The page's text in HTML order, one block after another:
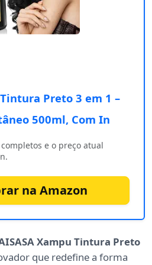
Preto 3 em 1 –
500ml, Com In
e o preço atual
na Amazon
Xampu Tintura Preto
que redefine a forma